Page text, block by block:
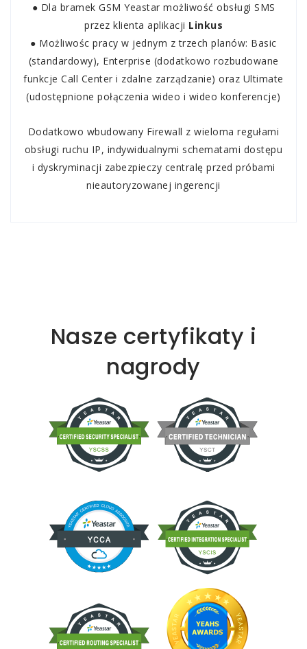
● Dla bramek GSM Yeastar możliwość obsługi SMS
przez klienta aplikacji Linkus
● Możliwośc pracy w jednym z trzech planów: Basic
(standardowy), Enterprise (dodatkowo rozbudowane
funkcje Call Centeri zdalne zarządzanie) oraz Ultimate
(udostępnione połączenia wideo i wideo konferencje)
Dodatkowo wbudowany Firewall z wieloma regułami
obsługi ruchu IP, indywidualnymi schematami dostępu
i dyskryminacji zabezpieczy centralę przed próbami
nieautoryzowanej ingerencji
Nasze certyfikaty i
nagrody